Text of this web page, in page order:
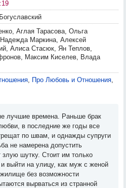
Аглая Тарасова, Ольга
Маркина, Алексей
Алиса Стасюк, Ян Теплов,
Максим Киселев, Влада
, Про Любовь и Отношения,
лучшие времена. Раньше брак
в последние же годы все
по швам, и однажды супруги
не намерена допустить
злую шутку. Стоит им только
и выйти на улицу, как муж с женой
без возможности
вырваться из странной